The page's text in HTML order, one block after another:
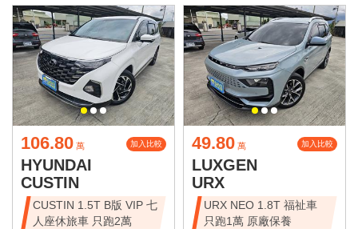
106.80 萬 加入比較
HYUNDAI
CUSTIN
CUSTIN 1.5T B版 VIP 七
人座休旅車 只跑2萬
49.80 萬 加入比較
LUXGEN
URX
URX NEO 1.8T 福祉車
只跑1萬 原廠保養